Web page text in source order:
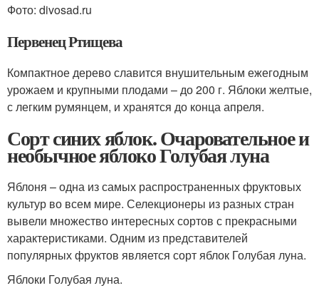
Фото: divosad.ru
Первенец Ртищева
Компактное дерево славится внушительным ежегодным
урожаем и крупными плодами – до 200 г. Яблоки желтые,
с легким румянцем, и хранятся до конца апреля.
Сорт синих яблок. Очаровательное и
необычное яблоко Голубая луна
Яблоня – одна из самых распространенных фруктовых
культур во всем мире. Селекционеры из разных стран
вывели множество интересных сортов с прекрасными
характеристиками. Одним из представителей
популярных фруктов является сорт яблок Голубая луна.
Яблоки Голубая луна.